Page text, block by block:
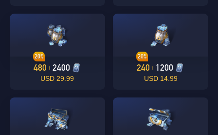
Singapore
1200
+
240
20%
14.99 USD
2400
+
480
20%
29.99 USD